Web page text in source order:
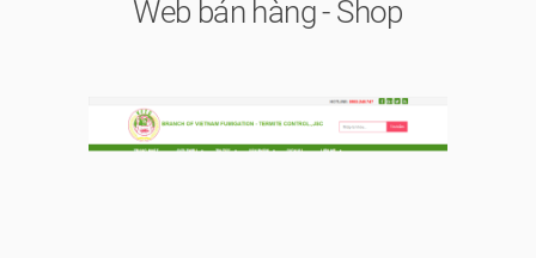
Web bán hàng - Shop